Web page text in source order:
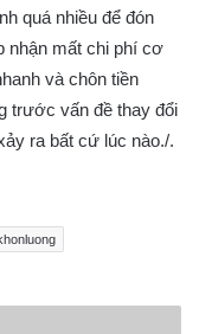
quá nhiều để đón
nhận mất chi phí cơ
và chôn tiền
trước vấn đề thay đổi
ra bất cứ lúc nào./.